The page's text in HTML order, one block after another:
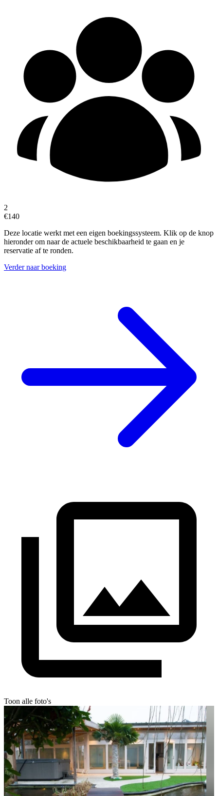
2
€140
Deze locatie werkt met een eigen boekingssysteem. Klik op de knop
hieronder om naar de actuele beschikbaarheid te gaan en je
reservatie af te ronden.
Verder naar boeking
Toon alle foto's